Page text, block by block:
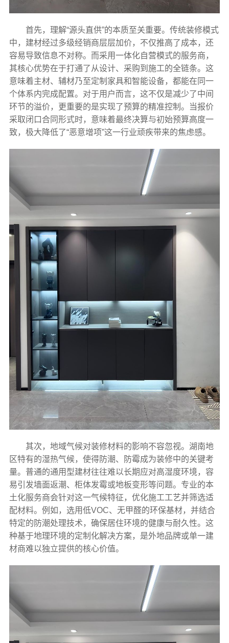
首先，理解“源头直供”的本质至关重要。传统装修模式
中，建材经过多级经销商层层加价，不仅推高了成本，还
容易导致信息不对称。而采用一体化自营模式的服务商，
其核心优势在于打通了从设计、采购到施工的全链条。这
意味着主材、辅材乃至定制家具和智能设备，都能在同一
个体系内完成配置。对于用户而言，这不仅是减少了中间
环节的溢价，更重要的是实现了预算的精准控制。当报价
采取闭口合同形式时，意味着最终决算与初始预算高度一
致，极大降低了“恶意增项”这一行业顽疾带来的焦虑感。
其次，地域气候对装修材料的影响不容忽视。湖南地
区特有的湿热气候，使得防潮、防霉成为装修中的关键考
量。普通的通用型建材往往难以长期应对高湿度环境，容
易引发墙面返潮、柜体发霉或地板变形等问题。专业的本
土化服务商会针对这一气候特征，优化施工工艺并筛选适
配材料。例如，选用低VOC、无甲醛的环保基材，并结合
特定的防潮处理技术，确保居住环境的健康与耐久性。这
种基于地理环境的定制化解决方案，是外地品牌或单一建
材商难以独立提供的核心价值。